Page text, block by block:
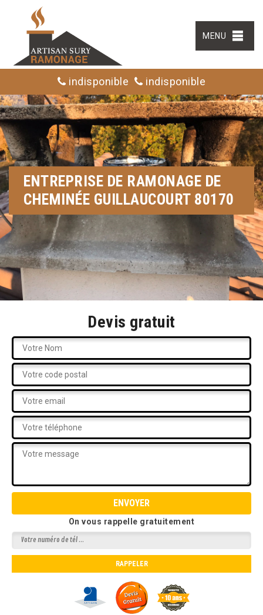
MENU
indisponible indisponible
ENTREPRISE DE RAMONAGE DE
CHEMINÉE GUILLAUCOURT 80170
Devis gratuit
On vous rappelle gratuitement